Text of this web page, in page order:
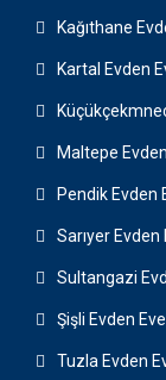
Kağıthane
Kartal Evden
Maltepe
Pendik Evden
Sarıyer
Sultangazi
Şişli Evden
Tuzla Evden